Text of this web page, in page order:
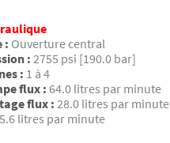
: Ouverture central
: 2755 psi [190.0 bar]
: 1 à 4
flux : 64.0 litres par minute
flux : 28.0 litres par minute
litres par minute